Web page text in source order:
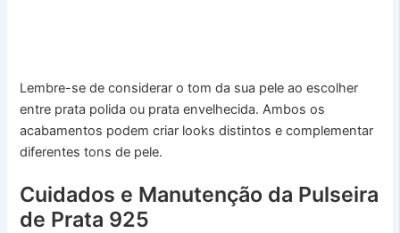
Lembre-se de considerar o tom da sua pele ao escolher
entre prata polida ou prata envelhecida. Ambos os
acabamentos podem criar looks distintos e complementar
diferentes tons de pele.
Cuidados e Manutenção da Pulseira
de Prata 925